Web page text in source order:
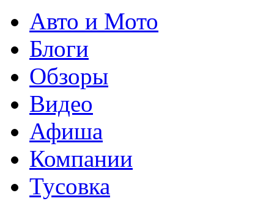
Авто и Мото
Блоги
Обзоры
Видео
Афиша
Компании
Тусовка